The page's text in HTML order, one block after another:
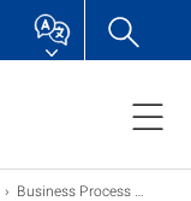
Business Process Management